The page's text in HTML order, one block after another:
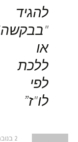
להגיד
או
ללכת
לפי
לו"ז”
2 בנובמבר 2013 בשעה 7:10